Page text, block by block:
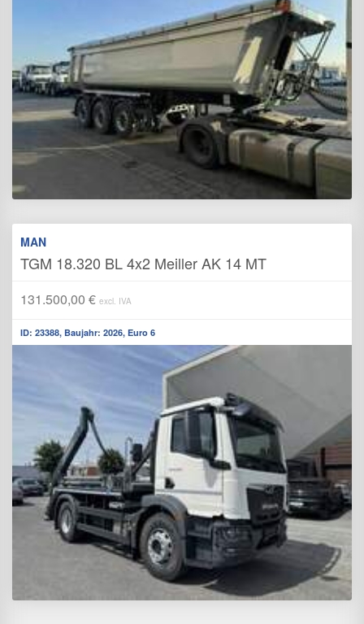
MAN
TGM 18.320 BL 4x2 Meiller AK 14 MT
131.500,00 € excl. IVA
ID: 23388, Baujahr: 2026, Euro 6